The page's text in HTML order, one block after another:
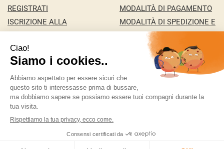
REGISTRATI
ISCRIZIONE ALLA
CONTATTI
MODALITÀ DI PAGAMENTO
MODALITÀ DI SPEDIZIONE E
INFORMATIVA PRIVACY
MA.RI 29 S.A.S. DI MARCO PONZA & C.
146/c 36100 Vicenza ( VI)
ordini@bigfree.it
04155950241 | Numero R.E.A.: